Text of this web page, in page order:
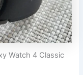
Watch 4 Classic